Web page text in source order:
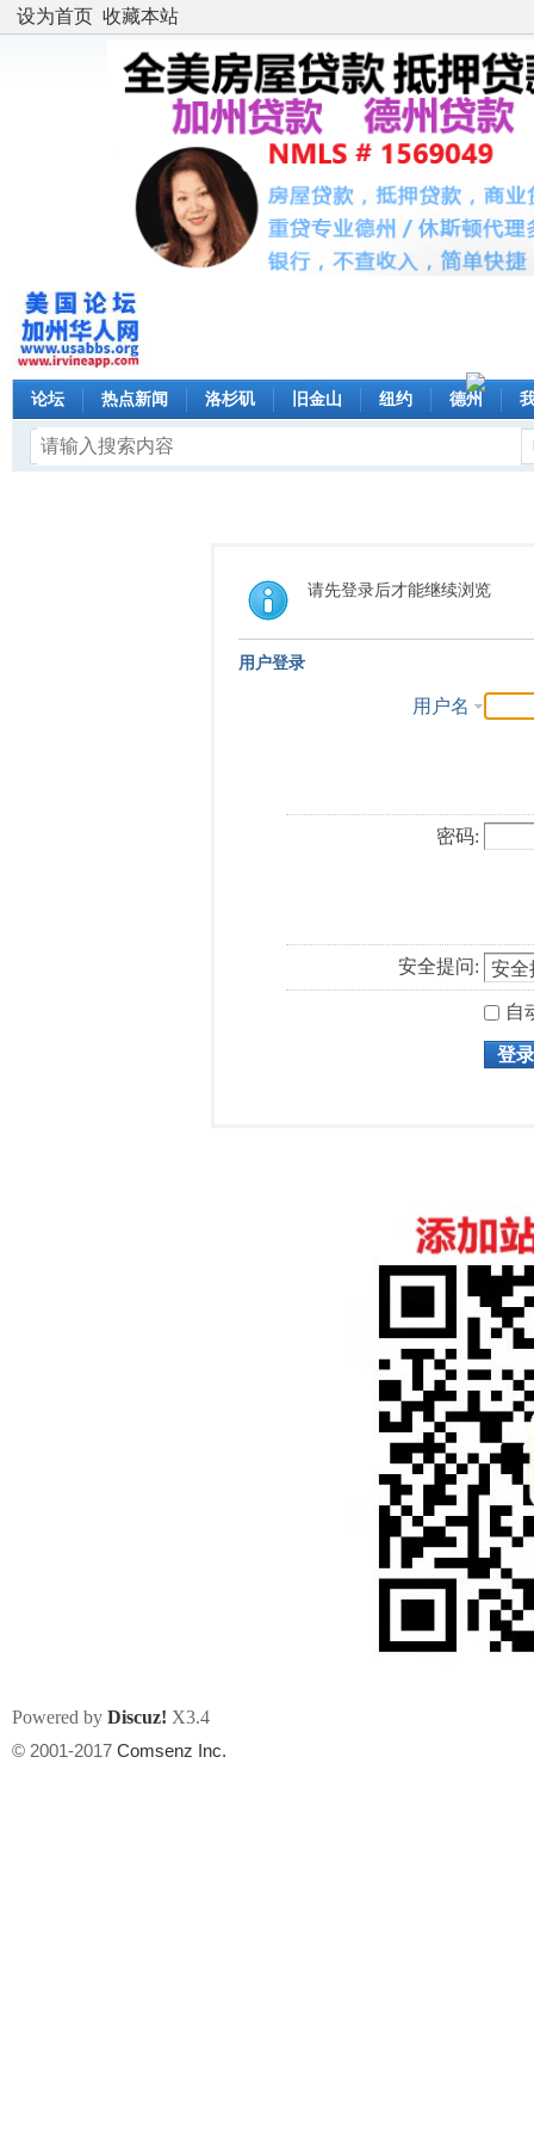
设为首页 收藏本站
论坛 热点新闻 洛杉矶 旧金山 纽约 德州
请先登录后才能继续浏览
用户登录
用户名
密码:
安全提问:
自
登录
Powered by Discuz! X3.4
© 2001-2017 Comsenz Inc.